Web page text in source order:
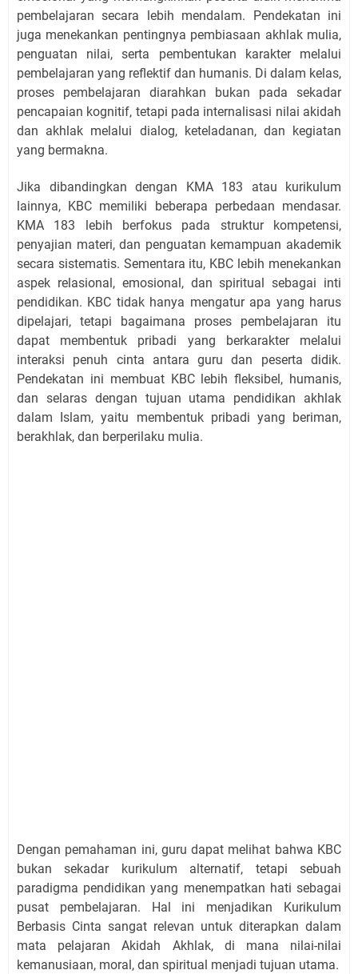
pembelajaran secara lebih mendalam. Pendekatan ini
juga menekankan pentingnya pembiasaan akhlak mulia,
penguatan nilai, serta pembentukan karakter melalui
pembelajaran yang reflektif dan humanis. Di dalam kelas,
proses pembelajaran diarahkan bukan pada sekadar
pencapaian kognitif, tetapi pada internalisasi nilai akidah
dan akhlak melalui dialog, keteladanan, dan kegiatan
yang bermakna.
Jika dibandingkan dengan KMA 183 atau kurikulum
lainnya, KBC memiliki beberapa perbedaan mendasar.
KMA 183 lebih berfokus pada struktur kompetensi,
penyajian materi, dan penguatan kemampuan akademik
secara sistematis. Sementara itu, KBC lebih menekankan
aspek relasional, emosional, dan spiritual sebagai inti
pendidikan. KBC tidak hanya mengatur apa yang harus
dipelajari, tetapi bagaimana proses pembelajaran itu
dapat membentuk pribadi yang berkarakter melalui
interaksi penuh cinta antara guru dan peserta didik.
Pendekatan ini membuat KBC lebih fleksibel, humanis,
dan selaras dengan tujuan utama pendidikan akhlak
dalam Islam, yaitu membentuk pribadi yang beriman,
berakhlak, dan berperilaku mulia.
Dengan pemahaman ini, guru dapat melihat bahwa KBC
bukan sekadar kurikulum alternatif, tetapi sebuah
paradigma pendidikan yang menempatkan hati sebagai
pusat pembelajaran. Hal ini menjadikan Kurikulum
Berbasis Cinta sangat relevan untuk diterapkan dalam
mata pelajaran Akidah Akhlak, di mana nilai-nilai
kemanusiaan, moral, dan spiritual menjadi tujuan utama.